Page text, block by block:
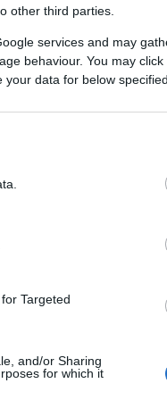
other third parties.
services and may
behaviour. You may
data for below
Targeted
and/or Sharing
for which it
és a sötét
Ez Velence.
városa, az örök
és mindent
című előadása is. A
elválások, maszkok
és valós
találkozik, hogy
egyes